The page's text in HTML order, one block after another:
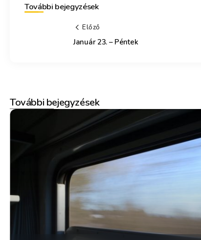
További bejegyzések
Előző
Január 23. – Péntek
További bejegyzések